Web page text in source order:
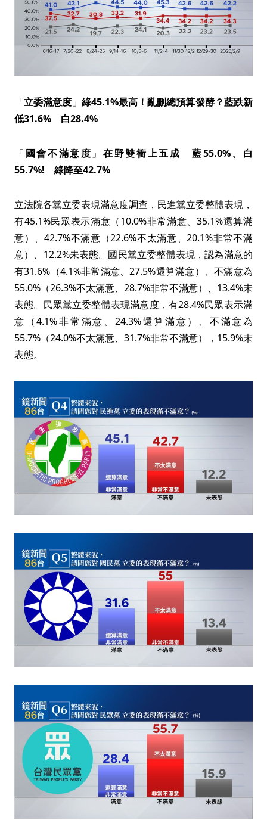
「立委滿意度 」 綠45.1%最高！亂刪總預算發酵？藍跌新
低31.6% 白28.4%
「 國會不滿意度 」在野雙衝上五成 藍55.0%、白
55.7%! 綠降至42.7%
立法院各黨立委表現滿意度調查，民進黨立委整體表現，
有45.1%民眾表示滿意（10.0%非常滿意、35.1%還算滿
意）、42.7%不滿意（22.6%不太滿意、20.1%非常不滿
意）、12.2%未表態。國民黨立委整體表現，認為滿意的
有31.6%（4.1%非常滿意、27.5%還算滿意）、不滿意為
55.0%（26.3%不太滿意、28.7%非常不滿意）、13.4%未
表態。民眾黨立委整體表現滿意度，有28.4%民眾表示滿
意（4.1%非常滿意、24.3%還算滿意）、不滿意為
55.7%（24.0%不太滿意、31.7%非常不滿意），15.9%未
表態。